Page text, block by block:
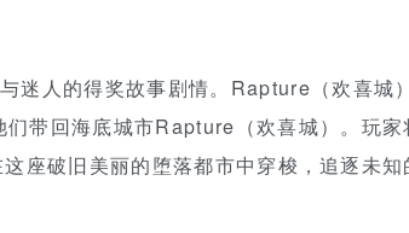
迷人的得奖故事剧情。Rapture（欢喜城
带回海底城市Rapture（欢喜城）。玩家
座破旧美丽的堕落都市中穿梭，追逐未